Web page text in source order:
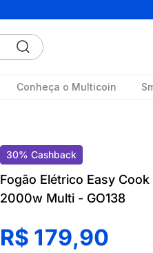
Conheça o Multicoin
30% Cashback
Fogão Elétrico Easy
2000w Multi - GO138
R$ 179,90